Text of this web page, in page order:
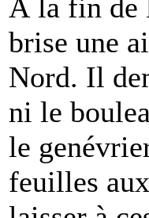
À la fin de
brise une
Nord. Il
ni le
le
feuilles